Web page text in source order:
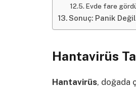
Evde fare
Sonuç: Panik
Hantavirüs
Hantavirüs, doğada